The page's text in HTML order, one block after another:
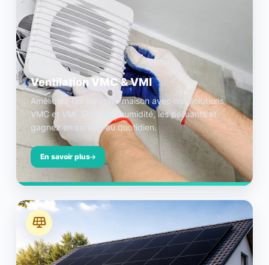
Ventilation VMC & VMI
Améliorez l’air de votre maison avec nos solutions
VMC et VMI. Éliminez l’humidité, les polluants et
gagnez en confort au quotidien.
En savoir plus